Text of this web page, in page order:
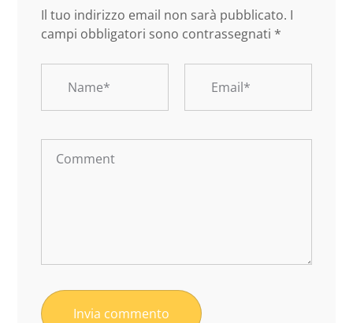
Il tuo indirizzo email non sarà pubblicato. I
campi obbligatori sono contrassegnati *